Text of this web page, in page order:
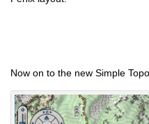
Now on to the new Simple